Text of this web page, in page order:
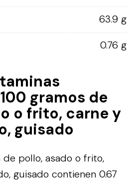
63.9 g
0.76 g
gramos de
o frito, carne y
guisado
de pollo, asado o frito,
guisado contienen 0.67